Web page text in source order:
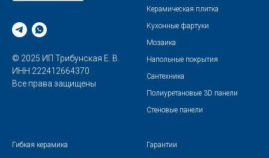
© 2025 ИП Трибунская Е. В.
ИНН 222412664370
Все права защищены
Керамическая плитка
Кухонные фартуки
Мозаика
Напольные покрытия
Сантехника
Полиуретановые 3D панели
Стеновые панели
Гибкая керамика
Гарантии